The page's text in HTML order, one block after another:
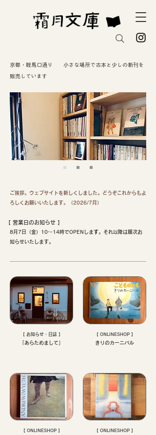
京都・鞍馬口通り 小さな場所で古本と少しの新刊を
販売しています
ご挨拶。ウェブサイトを新しくしました。どうぞこれからもよ
ろしくお願いいたします。（2026/7月）
【 ​営業日のお知らせ 】
8月7日（金）10〜14時でOPENします。それ以降は順次お
知らせいたします。
【 お知らせ・日誌 】
「あらためまして」
【 ONLINESHOP 】
きりのカーニバル
【 ONLINESHOP 】 【 ONLINESHOP 】